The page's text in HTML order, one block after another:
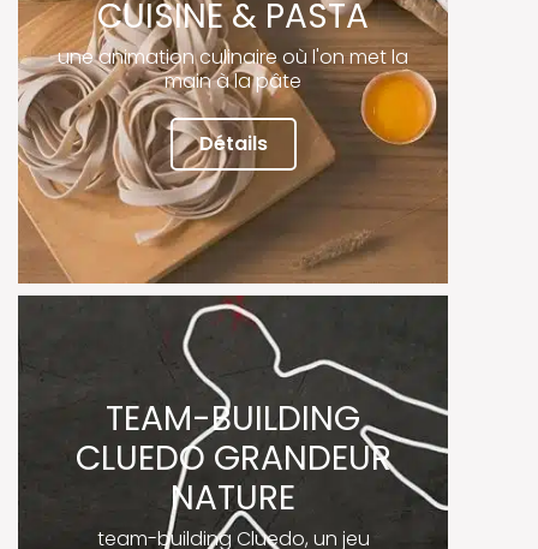
CUISINE & PASTA
une animation culinaire où l'on met la
main à la pâte
Détails
TEAM-BUILDING
CLUEDO GRANDEUR
NATURE
team-building Cluedo, un jeu